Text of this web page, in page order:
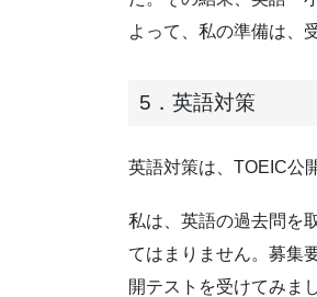
よって、私の準備は、
5．英語対策
英語対策は、TOEIC公
私は、英語の過去問を
てはまりません。募集
開テストを受けてみま